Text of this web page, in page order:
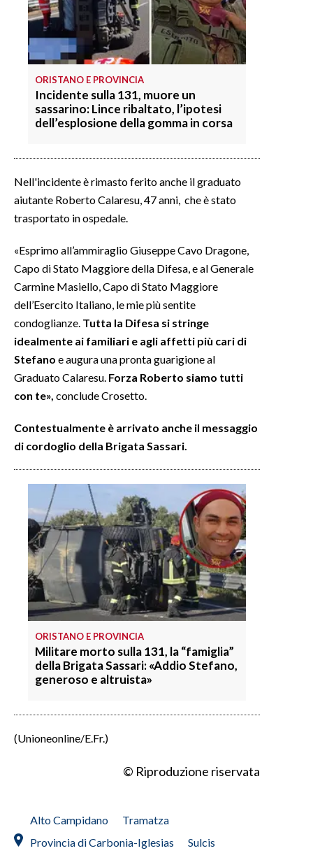
NECROLOGI
PUBBLICITÀ
SPIAGGE
STOREORISTANO E PROVINCIA
Incidente sulla 131, muore un
sassarino: Lince ribaltato, l’ipotesi
dell’esplosione della gomma in corsa
Nell'incidente è rimasto ferito anche il graduato
aiutante Roberto Calaresu, 47 anni, che è stato
trasportato in ospedale.
«Esprimo all’ammiraglio Giuseppe Cavo Dragone,
Capo di Stato Maggiore della Difesa, e al Generale
Carmine Masiello, Capo di Stato Maggiore
dell’Esercito Italiano, le mie più sentite
condoglianze. Tutta la Difesa si stringe
idealmente ai familiari e agli affetti più cari di
Stefano e augura una pronta guarigione al
Graduato Calaresu. Forza Roberto siamo tutti
con te», conclude Crosetto.
Contestualmente è arrivato anche il messaggio
di cordoglio della Brigata Sassari.
ORISTANO E PROVINCIA
Militare morto sulla 131, la “famiglia”
della Brigata Sassari: «Addio Stefano,
generoso e altruista»
(Unioneonline/E.Fr.)
© Riproduzione riservata
Alto Campidano
Tramatza
Provincia di Carbonia-Iglesias
Sulcis